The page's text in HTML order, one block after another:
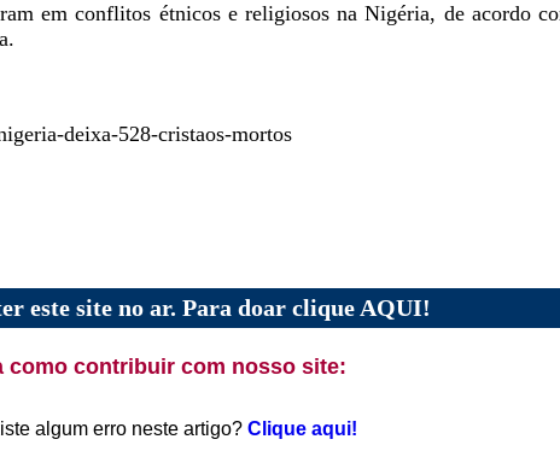
em conflitos étnicos e religiosos na Nigéria, de acordo
deixa-528-cristaos-mortos
este site no ar. Para doar clique AQUI!
como contribuir com nosso site:
algum erro neste artigo? Clique aqui!